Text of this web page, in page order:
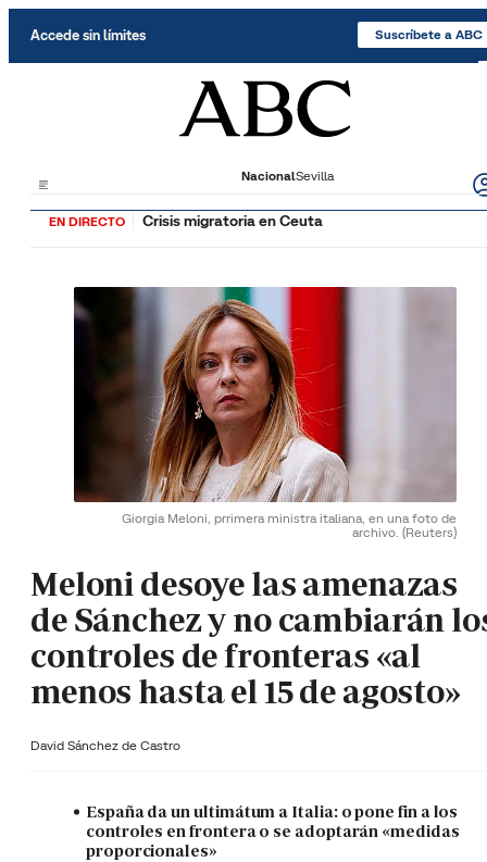
Accede sin límites Suscríbete a ABC
NacionalSevilla
EN DIRECTO Crisis migratoria en Ceuta
Giorgia Meloni, prrimera ministra italiana, en una foto de
archivo. (Reuters)
Meloni desoye las amenazas
de Sánchez y no cambiarán
controles de fronteras «al
menos hasta el 15 de agosto»
David Sánchez de Castro
España da un ultimátum a Italia: o pone fin a los
controles en frontera o se adoptarán «medidas
proporcionales»